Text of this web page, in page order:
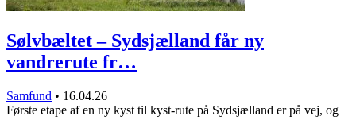
Sølvbæltet – Sydsjælland får ny
vandrerute fr…
Samfund • 16.04.26
Første etape af en ny kyst til kyst-rute på Sydsjælland er på vej, og